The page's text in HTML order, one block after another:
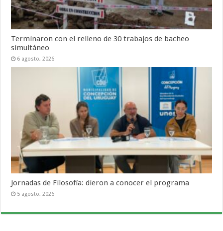
Terminaron con el relleno de 30 trabajos de bacheo
simultáneo
6 agosto, 2026
Jornadas de Filosofía: dieron a conocer el programa
5 agosto, 2026